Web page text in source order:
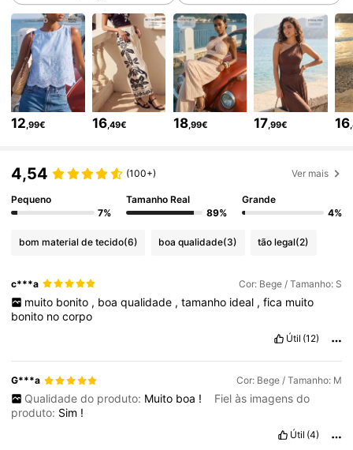
4,72 1.6M Seguidores
4,72 1.6M Seguidores
1.6M Seguidores
4,72 1.6M Seguidores
4,72
4,72 1.6M Seguidores
12,99€ 16,49€ 18,99€ 17,99€ 16
4,54 (100+) Ver mais
Pequeno
7%
Tamanho Real
89%
Grande
4%
bom material de tecido(6) boa qualidade(3) tão legal(2)
c***a Cor: Bege / Tamanho: S
muito bonito , boa qualidade , tamanho ideal , fica muito
bonito nocorpo
Útil (12)
G***a Cor: Bege / Tamanho: M
Qualidade do produto: Muito boa !
Fiel às imagens do
produto: Sim !
Útil (4)